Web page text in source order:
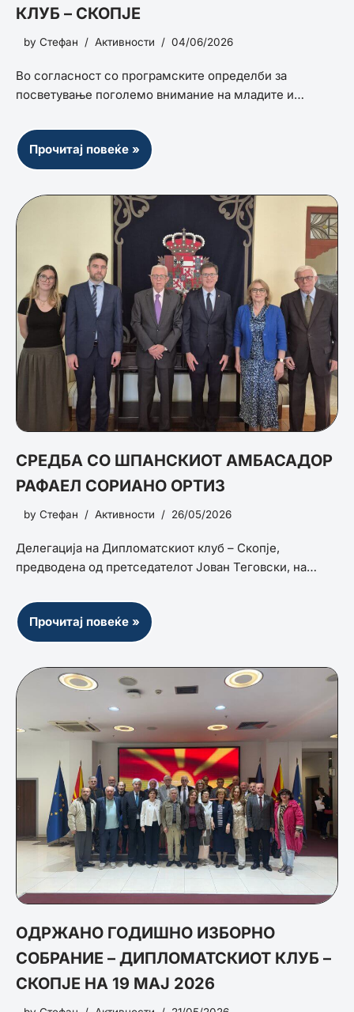
КЛУБ – СКОПЈЕ
by Стефан Активности 04/06/2026
Во согласност со програмските определби за
посветување поголемо внимание на младите и…
Прочитај повеќе »
СРЕДБА СО ШПАНСКИОТ АМБАСАДОР
РАФАЕЛ СОРИАНО ОРТИЗ
by Стефан Активности 26/05/2026
Делегација на Дипломатскиот клуб – Скопје,
предводена од претседателот Јован Теговски, на…
Прочитај повеќе »
ОДРЖАНО ГОДИШНО ИЗБОРНО
СОБРАНИЕ – ДИПЛОМАТСКИОТ КЛУБ –
СКОПЈЕ НА 19 МАЈ 2026